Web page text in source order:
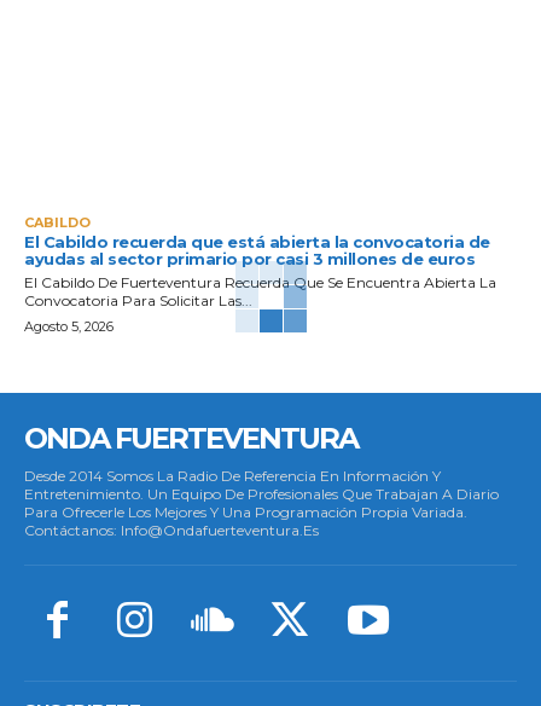
CABILDO
El Cabildo recuerda que está abierta la convocatoria de
ayudas al sector primario por casi 3 millones de euros
El Cabildo De Fuerteventura Recuerda Que Se Encuentra Abierta La
Convocatoria Para Solicitar Las...
Agosto 5, 2026
ONDA FUERTEVENTURA
Desde 2014 Somos La Radio De Referencia En Información Y
Entretenimiento. Un Equipo De Profesionales Que Trabajan A Diario
Para Ofrecerle Los Mejores Y Una Programación Propia Variada.
Contáctanos: Info@ondafuerteventura.es